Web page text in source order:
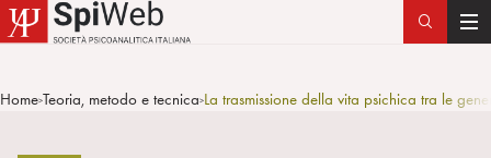
T
g
Home>Teoria, metodo e tecnica>La trasmissione della vita psichica tra le